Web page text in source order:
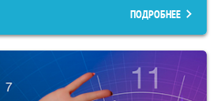
ПОДРОБНЕЕ